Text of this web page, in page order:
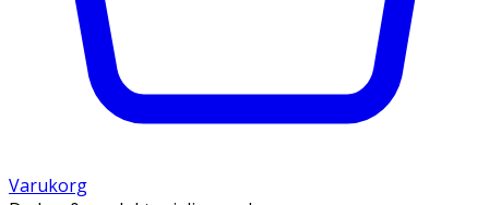
Varukorg